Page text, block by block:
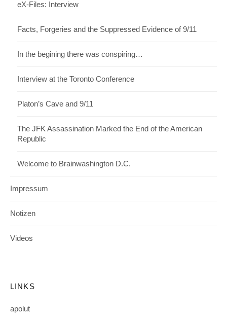
eX-Files: Interview
Facts, Forgeries and the Suppressed Evidence of 9/11
In the begining there was conspiring…
Interview at the Toronto Conference
Platon’s Cave and 9/11
The JFK Assassination Marked the End of the American
Republic
Welcome to Brainwashington D.C.
Impressum
Notizen
Videos
LINKS
apolut